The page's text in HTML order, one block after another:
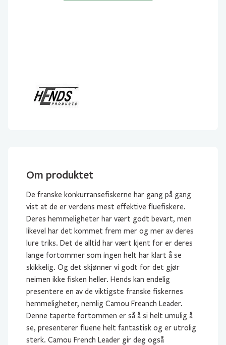
Om produktet
De franske konkurransefiskerne har gang på gang
vist at de er verdens mest effektive fluefiskere.
Deres hemmeligheter har vært godt bevart, men
likevel har det kommet frem mer og mer av deres
lure triks. Det de alltid har vært kjent for er deres
lange fortommer som ingen helt har klart å se
skikkelig. Og det skjønner vi godt for det gjør
neimen ikke fisken heller. Hends kan endelig
presentere en av de viktigste franske fiskernes
hemmeligheter, nemlig Camou Freanch Leader.
Denne taperte fortommen er så å si helt umulig å
se, presenterer fluene helt fantastisk og er utrolig
sterk. Camou French Leader gir deg også